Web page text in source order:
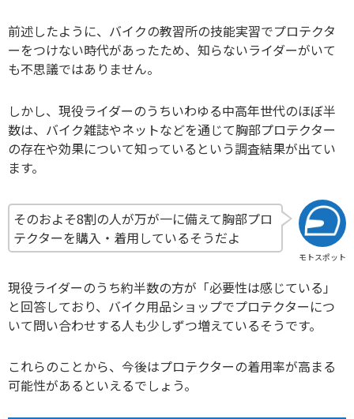
前述したように、バイクの教習所の技能実習でプロテクタ
ーをつけない時代があったため、知らないライダーがいて
も不思議ではありません。
しかし、現役ライダーのうちいわゆる中高年世代のほぼ半
数は、バイク雑誌やネットなどを通じて胸部プロテクター
の存在や効果について知っているという調査結果が出てい
ます。
モトスポット
そのおよそ8割の人が万が一に備えて胸部プロ
テクターを購入・着用しているそうだよ
現役ライダーのうち約半数の方が「必要性は感じている」
と回答しており、バイク用品ショップでプロテクターにつ
いて問い合わせする人も少しずつ増えているそうです。
これらのことから、今後はプロテクターの着用率が高まる
可能性があるといえるでしょう。